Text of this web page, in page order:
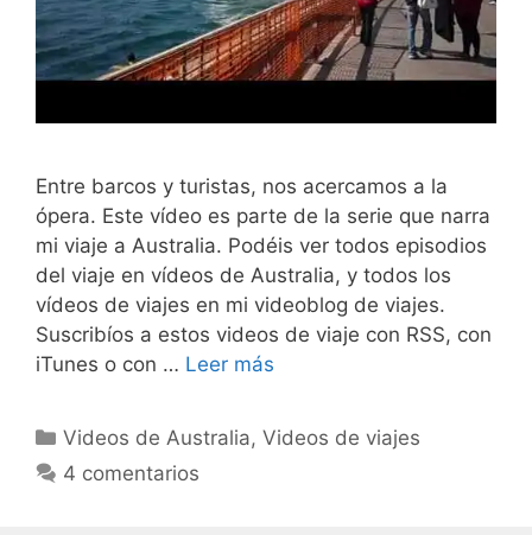
Entre barcos y turistas, nos acercamos a la
ópera. Este vídeo es parte de la serie que narra
mi viaje a Australia. Podéis ver todos episodios
del viaje en vídeos de Australia, y todos los
vídeos de viajes en mi videoblog de viajes.
Suscribíos a estos videos de viaje con RSS, con
iTunes o con … Leer más
Categorías
Videos de Australia,Videos de viajes
4 comentarios